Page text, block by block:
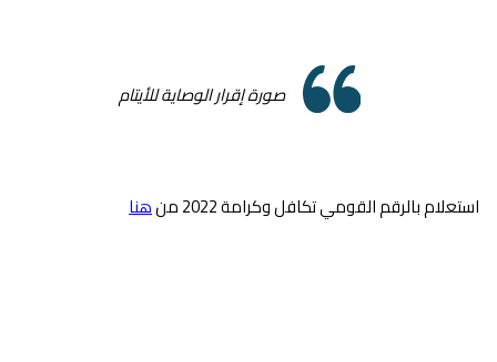
صورة إقرار الوصاية للأيتام
استعلام بالرقم القومي تكافل وكرامة 2022 من هنا